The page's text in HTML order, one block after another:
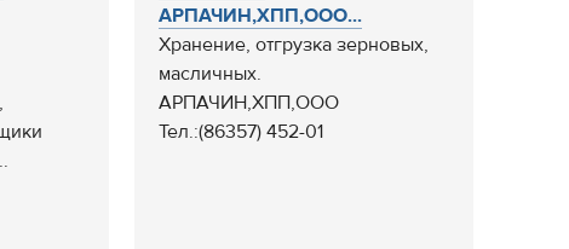
АРПАЧИН,ХПП,ООО...
Хранение, отгрузка зерновых,
масличных.
АРПАЧИН,ХПП,ООО
Тел.:(86357) 452-01